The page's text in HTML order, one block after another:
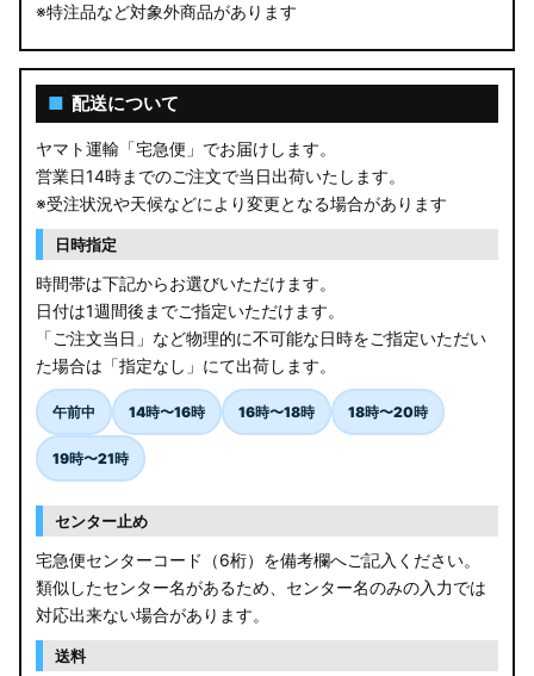
AGL10W RX450h
USF/UVF4# LS600h
JF5/6 N-BOX カスタム
MK94S/MK54S スペーシア / カスタム
ZCEDS/ZDEDS/ZCDDS/ZDDDS スイフト
AZSH36W/AZSH37W クラウンスポーツ
LA400K コペン
汎用LEDバルブ
アウトレット
JB64W/JB74W/JC74W ジムニー/シエラ/ノマド
※特注品など対象外商品があります
■ 配送について
ヤマト運輸「宅急便」でお届けします。
営業日14時までのご注文で当日出荷いたします。
※受注状況や天候などにより変更となる場合があります
日時指定
時間帯は下記からお選びいただけます。
日付は1週間後までご指定いただけます。
「ご注文当日」など物理的に不可能な日時をご指定いただい
た場合は「指定なし」にて出荷します。
午前中 14時〜16時 16時〜18時 18時〜20時
19時〜21時
センター止め
宅急便センターコード（6桁）を備考欄へご記入ください。
類似したセンター名があるため、センター名のみの入力では
対応出来ない場合があります。
送料